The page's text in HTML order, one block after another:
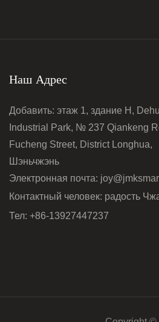
Наш Адрес
Добавить: этаж 1, здание H,
Industrial Park, № 237 Qiankeng
Fucheng Street, District Longhua,
Шэньчжэнь
Электронная почта:
Контактный человек: радость
Тел: +86-13927447237